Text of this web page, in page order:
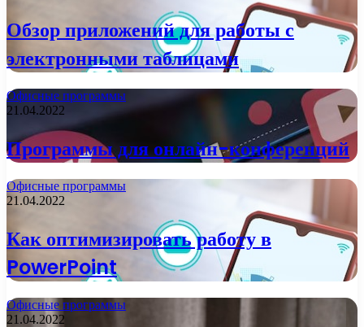
Обзор приложений для работы с
электронными таблицами
Офисные программы
21.04.2022
Программы для онлайн-конференций
Офисные программы
21.04.2022
Как оптимизировать работу в
PowerPoint
Офисные программы
21.04.2022